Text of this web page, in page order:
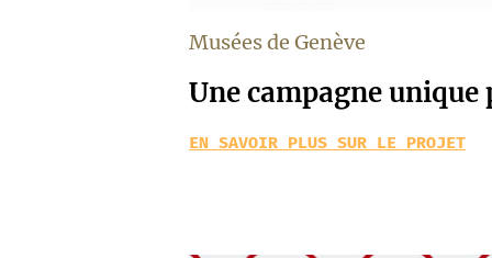
Musées de Genève
Une campagne unique
EN SAVOIR PLUS SUR LE PROJET